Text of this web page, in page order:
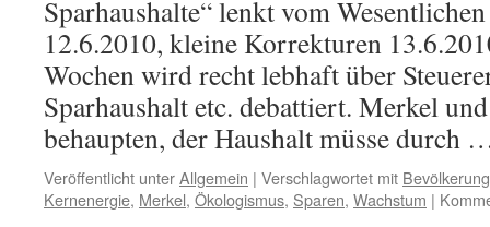
Sparhaushalte“ lenkt vom
12.6.2010, kleine Korrekturen
Wochen wird recht lebhaft über
Sparhaushalt etc. debattiert. Merkel
behaupten, der Haushalt müsse durch
Veröffentlicht unterAllgemein | Verschlagwortet mit Bevölkerung
Kernenergie, Merkel, Ökologismus, Sparen, Wachstum |